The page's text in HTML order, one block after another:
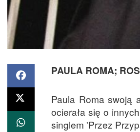
PAULA ROMA;
Paula Roma swoją
ocierała się o
singlem 'Przez